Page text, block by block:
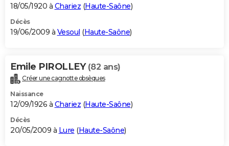
18/05/1920 à Chariez (Haute-Saône)
Décès
19/06/2009 à Vesoul (Haute-Saône)
Emile PIROLLEY (82 ans)
Créer une cagnotte obsèques
Naissance
12/09/1926 à Chariez (Haute-Saône)
Décès
20/05/2009 à Lure (Haute-Saône)